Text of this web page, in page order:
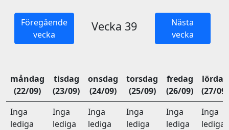
Föregående
vecka
Vecka 39
Nästa
vecka
måndag
(22/09)
tisdag
(23/09)
onsdag
(24/09)
torsdag
(25/09)
fredag
(26/09)
lördag
(27/09)
Inga
lediga
Inga
lediga
Inga
lediga
Inga
lediga
Inga
lediga
Inga
lediga